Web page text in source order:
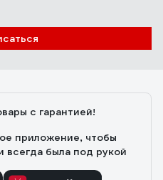
с гарантией!
приложение, чтобы
всегда была под рукой